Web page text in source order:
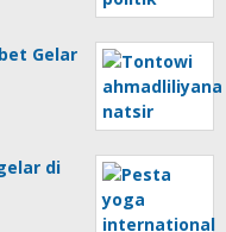
Gelar
di